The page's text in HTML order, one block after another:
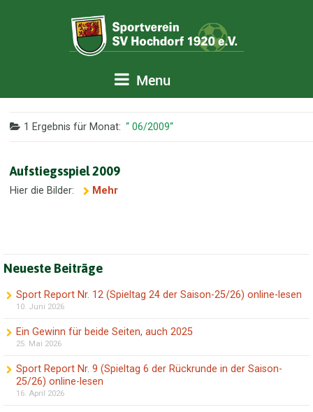
Menu
1 Ergebnis für Monat: 06/2009
Aufstiegsspiel 2009
Hier die Bilder: Mehr
Neueste Beiträge
Sport Report Nr. 12 (Spieltag 24 der Saison-25/26) online-lesen
10. Juni 2026
Ein Gewinn für beide Seiten, auch 2025
25. Mai 2026
Sport Report Nr. 9 (Spieltag 6 der Rückrunde in der Saison-
25/26) online-lesen
16. April 2026